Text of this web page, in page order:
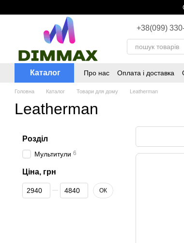
+38(099)
Каталог Про нас Оплата і доставка
Головна Каталог Товари для дому Leatherman
Leatherman
Розділ
Мультитули 6
Ціна, грн
Від Ціна, грн
До Ціна, грн ОК